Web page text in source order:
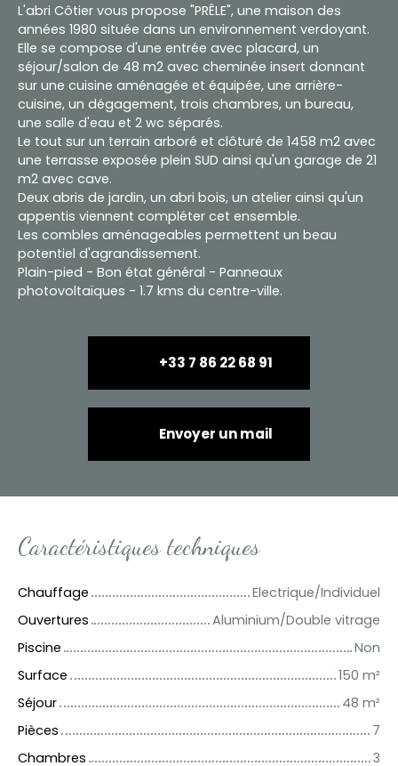
L'abri Côtier vous propose "PRÊLE", une maison des
années 1980 située dans un environnement verdoyant.
Elle se compose d'une entrée avec placard, un
séjour/salon de 48 m2 avec cheminée insert donnant
sur une cuisine aménagée et équipée, une arrière-
cuisine, un dégagement, trois chambres, un bureau,
une salle d'eau et 2 wc séparés.
Le tout sur un terrain arboré et clôturé de 1458 m2 avec
une terrasse exposée plein SUD ainsi qu'un garage de 21
m2 avec cave.
Deux abris de jardin, un abri bois, un atelier ainsi qu'un
appentis viennent compléter cet ensemble.
Les combles aménageables permettent un beau
potentiel d'agrandissement.
Plain-pied - Bon état général - Panneaux
photovoltaïques - 1.7 kms du centre-ville.
+33 7 86 22 68 91
Envoyer un mail
Caractéristiques techniques
Chauffage
Electrique/Individuel
Ouvertures
Aluminium/Double vitrage
Piscine
Non
Surface
150 m²
Séjour
48 m²
Pièces
7
Chambres
3